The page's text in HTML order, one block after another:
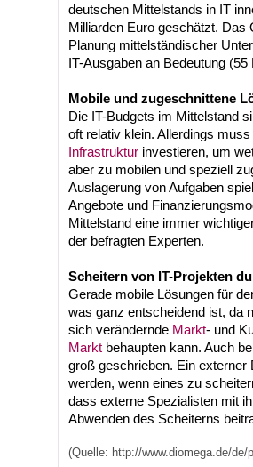
deutschen Mittelstands in IT
Milliarden Euro geschätzt. Das
Planung mittelständischer
IT-Ausgaben an Bedeutung (55
Mobile und zugeschnittene
Die IT-Budgets im Mittelstand
oft relativ klein. Allerdings
Infrastruktur investieren, um
aber zu mobilen und speziell
Auslagerung von Aufgaben
Angebote und
Mittelstand eine immer
der befragten Experten.
Scheitern von IT-Projekten
Gerade mobile Lösungen für
was ganz entscheidend ist, da
sich verändernde Markt- und
Markt behaupten kann. Auch
groß geschrieben. Ein
werden, wenn eines zu
dass externe Spezialisten mit
Abwenden des Scheiterns
(Quelle: http://www.diomega.de/